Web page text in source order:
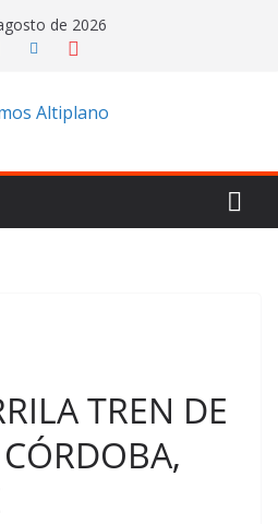
de 2026
TREN DE